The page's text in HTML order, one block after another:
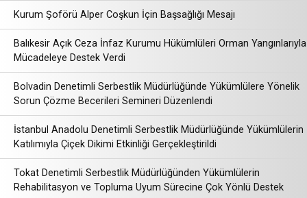
Kurum Şoförü Alper Coşkun İçin Başsağlığı Mesajı
Balıkesir Açık Ceza İnfaz Kurumu Hükümlüleri Orman Yangınlarıyla
Mücadeleye Destek Verdi
Bolvadin Denetimli Serbestlik Müdürlüğünde Yükümlülere Yönelik
Sorun Çözme Becerileri Semineri Düzenlendi
İstanbul Anadolu Denetimli Serbestlik Müdürlüğünde Yükümlülerin
Katılımıyla Çiçek Dikimi Etkinliği Gerçekleştirildi
Tokat Denetimli Serbestlik Müdürlüğünden Yükümlülerin
Rehabilitasyon ve Topluma Uyum Sürecine Çok Yönlü Destek